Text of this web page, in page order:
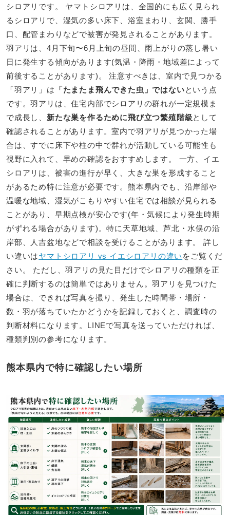
シロアリです。 ヤマトシロアリは、全国的にも広く見られ
るシロアリで、湿気の多い床下、浴室まわり、玄関、勝手
口、配管まわりなどで被害が発見されることがあります。
羽アリは、4月下旬〜6月上旬の昼間、雨上がりの蒸し暑い
日に発生する傾向があります(気温・降雨・地域差によって
前後することがあります)。 注意すべきは、室内で見つかる
「羽アリ」は
「たまたま飛んできた虫」ではないという点
です。羽アリは、住宅内部でシロアリの群れが一定規模ま
で成長し、 新たな巣を作るために飛び立つ繁殖階級として
確認されることがあります。室内で羽アリが見つかった場
合は、すでに床下や柱の中で群れが活動している可能性も
視野に入れて、早めの確認をおすすめします。 一方、イエ
シロアリは、被害の進行が早く、大きな巣を形成すること
があるため特に注意が必要です。熊本県内でも、沿岸部や
温暖な地域、湿気がこもりやすい住宅では相談が見られる
ことがあり、早期点検が安心です(年・気候により発生時期
がずれる場合があります)。特に天草地域、芦北・水俣の沿
岸部、人吉盆地などで相談を受けることがあります。 詳し
い違いはヤマトシロアリ vs イエシロアリの違い をご覧くだ
さい。 ただし、羽アリの見た目だけでシロアリの種類を正
確に判断するのは簡単ではありません。羽アリを見つけた
場合は、できれば写真を撮り、発生した時間帯・場所・
数・羽が落ちていたかどうかを記録しておくと、調査時の
判断材料になります。LINEで写真を送っていただければ、
種類判別の参考になります。
熊本県内で特に確認したい場所